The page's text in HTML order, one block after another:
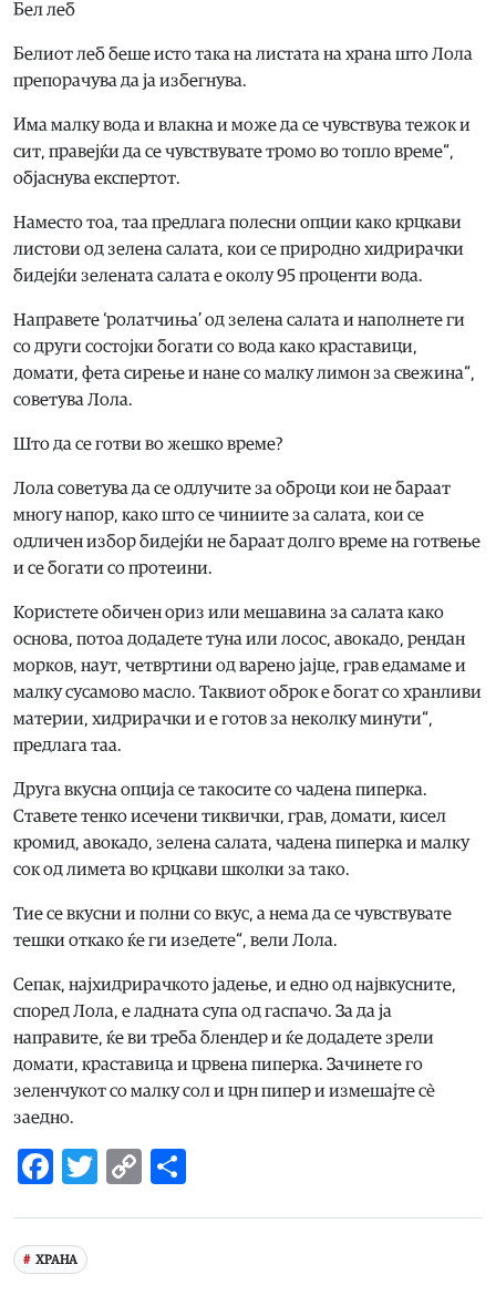
Бел леб
Белиот леб беше исто така на листата на храна што Лола
препорачува да ја избегнува.
Има малку вода и влакна и може да се чувствува тежок и
сит, правејќи да се чувствувате тромо во топло време“,
објаснува експертот.
Наместо тоа, таа предлага полесни опции како крцкави
листови од зелена салата, кои се природно хидрирачки
бидејќи зелената салата е околу 95 проценти вода.
Направете ‘ролатчиња’ од зелена салата и наполнете ги
со други состојки богати со вода како краставици,
домати, фета сирење и нане со малку лимон за свежина“,
советува Лола.
Што да се готви во жешко време?
Лола советува да се одлучите за оброци кои не бараат
многу напор, како што се чиниите за салата, кои се
одличен избор бидејќи не бараат долго време на готвење
и се богати со протеини.
Користете обичен ориз или мешавина за салата како
основа, потоа додадете туна или лосос, авокадо, рендан
морков, наут, четвртини од варено јајце, грав едамаме и
малку сусамово масло. Таквиот оброк е богат со хранливи
материи, хидрирачки и е готов за неколку минути“,
предлага таа.
Друга вкусна опција се такосите со чадена пиперка.
Ставете тенко исечени тиквички, грав, домати, кисел
кромид, авокадо, зелена салата, чадена пиперка и малку
сок од лимета во крцкави школки за тако.
Тие се вкусни и полни со вкус, а нема да се чувствувате
тешки откако ќе ги изедете“, вели Лола.
Сепак, најхидрирачкото јадење, и едно од највкусните,
според Лола, е ладната супа од гаспачо. За да ја
направите, ќе ви треба блендер и ќе додадете зрели
домати, краставица и црвена пиперка. Зачинете го
зеленчукот со малку сол и црн пипер и измешајте сè
заедно.
Facebook
Twitter
Copy
ХРАНА